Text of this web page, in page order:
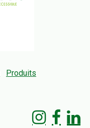
Produits